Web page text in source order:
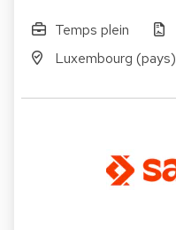
Temps plein
Luxembourg (pays)